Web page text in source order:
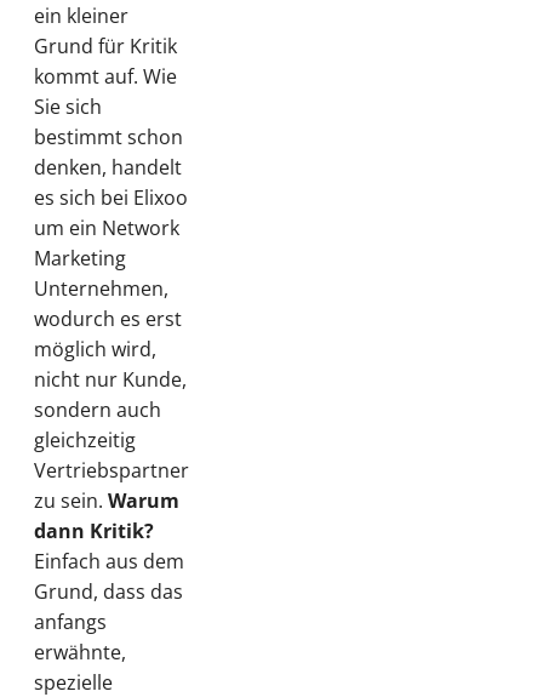
ein kleiner
Grund für Kritik
kommt auf. Wie
Sie sich
bestimmt schon
denken, handelt
es sich bei Elixoo
um ein Network
Marketing
Unternehmen,
wodurch es erst
möglich wird,
nicht nur Kunde,
sondern auch
gleichzeitig
Vertriebspartner
zu sein. Warum
dann Kritik?
Einfach aus dem
Grund, dass das
anfangs
erwähnte,
spezielle